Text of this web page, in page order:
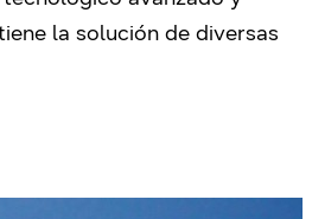
la solución de diversas